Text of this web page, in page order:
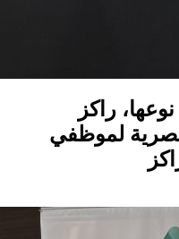
راكز
لموظفي